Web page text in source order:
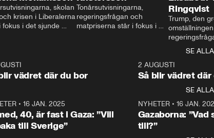
skolan
krisen i Liberalerna
fokus i det sjunde
My
ställer
och
till svars.
Tonårsutvisningarna,
regeringsfrågan och
matpriserna står i fokus i
Rohwedder ställer
statsminister Ulf Kristersson
Ringqvist
Trump, den
centrum i
avsnittet av
Makten”. Se
Aftonbladets
Rohwedder
Thand Ring
SE ALLA
vädret där du bor
2 AUGUSTI
Så blir vädret där
SE ALLA
• 16 JAN. 2025
40, är fast i Gaza: ”Vill
till Sverige”
NYHETER• 16 JAN.
Gazaborna:
till?”